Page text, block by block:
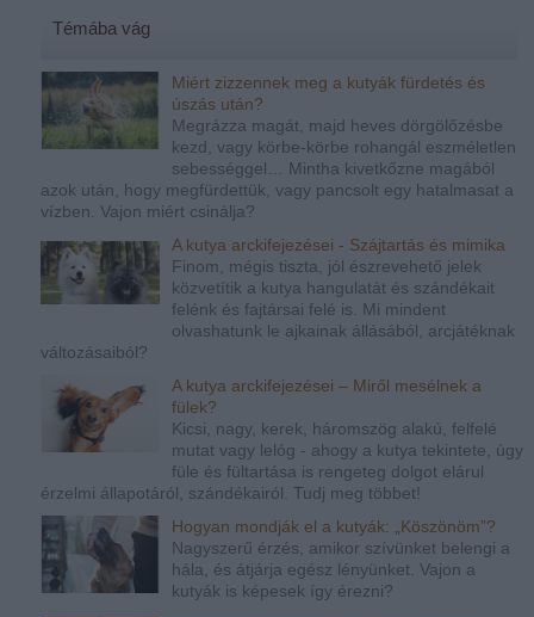
Témába vág
Miért zizzennek meg a kutyák fürdetés és
úszás után?
Megrázza magát, majd heves dörgölőzésbe
kezd, vagy körbe-körbe rohangál eszméletlen
sebességgel… Mintha kivetkőzne magából
azok után, hogy megfürdettük, vagy pancsolt egy hatalmasat a
vízben. Vajon miért csinálja?
A kutya arckifejezései - Szájtartás és mimika
Finom, mégis tiszta, jól észrevehető jelek
közvetítik a kutya hangulatát és szándékait
felénk és fajtársai felé is. Mi mindent
olvashatunk le ajkainak állásából, arcjátéknak
változásaiból?
A kutya arckifejezései – Miről mesélnek a
fülek?
Kicsi, nagy, kerek, háromszög alakú, felfelé
mutat vagy lelóg - ahogy a kutya tekintete, úgy
füle és fültartása is rengeteg dolgot elárul
érzelmi állapotáról, szándékairól. Tudj meg többet!
Hogyan mondják el a kutyák: „Köszönöm”?
Nagyszerű érzés, amikor szívünket belengi a
hála, és átjárja egész lényünket. Vajon a
kutyák is képesek így érezni?